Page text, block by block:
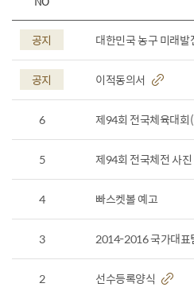
공지 대한민국 농구 미래발
공지 이적동의서
6 제94회 전국체육대
5 제94회 전국체전 사
4 빠스켓볼 예고
3 2014-2016 국가대표
2 선수등록양식